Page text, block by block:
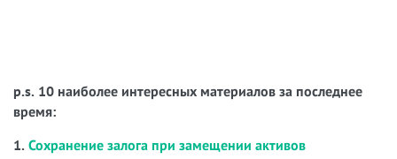
p.s. 10 наиболее интересных материалов за последнее
время:
1. Сохранение залога при замещении активов